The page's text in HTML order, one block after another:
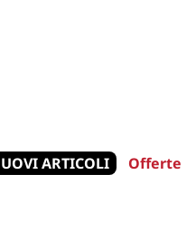
ARTICOLI Offerte